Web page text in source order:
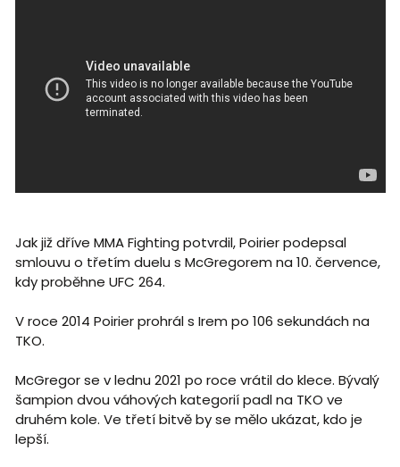
Jak již dříve MMA Fighting potvrdil, Poirier podepsal
smlouvu o třetím duelu s McGregorem na 10. července,
kdy proběhne UFC 264.
V roce 2014 Poirier prohrál s Irem po 106 sekundách na
TKO.
McGregor se v lednu 2021 po roce vrátil do klece. Bývalý
šampion dvou váhových kategorií padl na TKO ve
druhém kole. Ve třetí bitvě by se mělo ukázat, kdo je
lepší.